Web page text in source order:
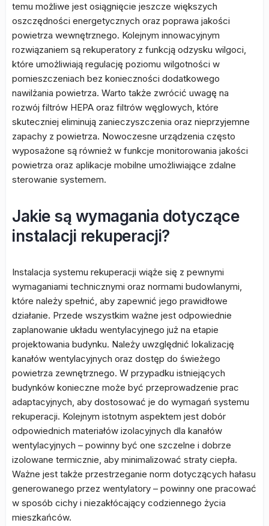
temu możliwe jest osiągnięcie jeszcze większych
oszczędności energetycznych oraz poprawa jakości
powietrza wewnętrznego. Kolejnym innowacyjnym
rozwiązaniem są rekuperatory z funkcją odzysku wilgoci,
które umożliwiają regulację poziomu wilgotności w
pomieszczeniach bez konieczności dodatkowego
nawilżania powietrza. Warto także zwrócić uwagę na
rozwój filtrów HEPA oraz filtrów węglowych, które
skuteczniej eliminują zanieczyszczenia oraz nieprzyjemne
zapachy z powietrza. Nowoczesne urządzenia często
wyposażone są również w funkcje monitorowania jakości
powietrza oraz aplikacje mobilne umożliwiające zdalne
sterowanie systemem.
Jakie są wymagania dotyczące
instalacji rekuperacji?
Instalacja systemu rekuperacji wiąże się z pewnymi
wymaganiami technicznymi oraz normami budowlanymi,
które należy spełnić, aby zapewnić jego prawidłowe
działanie. Przede wszystkim ważne jest odpowiednie
zaplanowanie układu wentylacyjnego już na etapie
projektowania budynku. Należy uwzględnić lokalizację
kanałów wentylacyjnych oraz dostęp do świeżego
powietrza zewnętrznego. W przypadku istniejących
budynków konieczne może być przeprowadzenie prac
adaptacyjnych, aby dostosować je do wymagań systemu
rekuperacji. Kolejnym istotnym aspektem jest dobór
odpowiednich materiałów izolacyjnych dla kanałów
wentylacyjnych – powinny być one szczelne i dobrze
izolowane termicznie, aby minimalizować straty ciepła.
Ważne jest także przestrzeganie norm dotyczących hałasu
generowanego przez wentylatory – powinny one pracować
w sposób cichy i niezakłócający codziennego życia
mieszkańców.